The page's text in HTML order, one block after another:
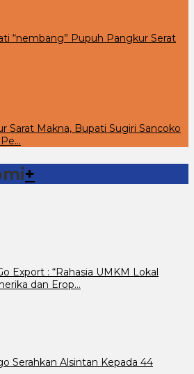
“nembang” Pupuh Pangkur Serat
Sarat Makna, Bupati Sugiri Sancoko
+
Export : “Rahasia UMKM Lokal
dan Erop…
Serahkan Alsintan Kepada 44